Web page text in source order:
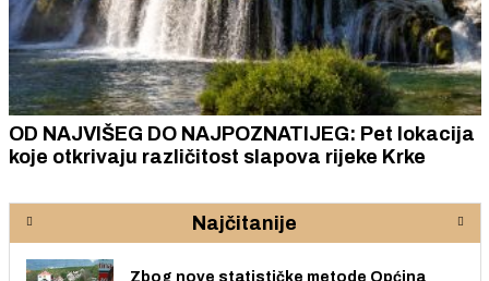
OD NAJVIŠEG DO NAJPOZNATIJEG: Pet lokacija
koje otkrivaju različitost slapova rijeke Krke
Najčitanije
Zbog nove statističke metode Općina